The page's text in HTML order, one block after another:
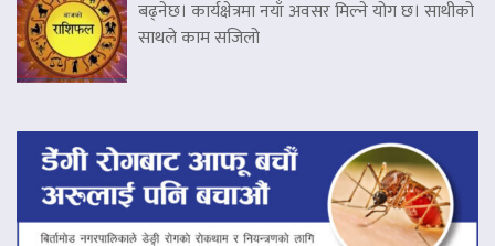
बढ्नेछ। कार्यक्षेत्रमा नयाँ अवसर मिल्ने योग छ। साथीको
साथले काम सजिलो